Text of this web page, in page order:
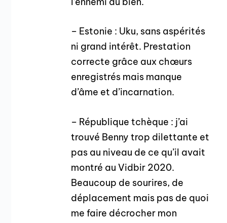
– Estonie : Uku, sans aspérités
ni grand intérêt. Prestation
correcte grâce aux chœurs
enregistrés mais manque
d’âme et d’incarnation.
– République tchèque : j’ai
trouvé Benny trop dilettante et
pas au niveau de ce qu’il avait
montré au Vidbir 2020.
Beaucoup de sourires, de
déplacement mais pas de quoi
me faire décrocher mon